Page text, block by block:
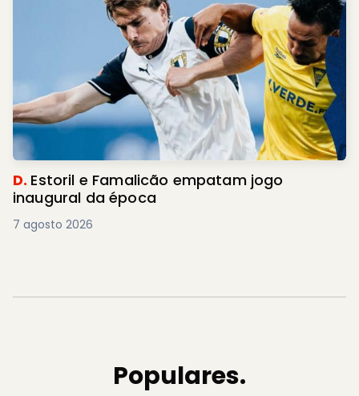
D. Estoril e Famalicão empatam jogo
inaugural da época
7 agosto 2026
Populares.